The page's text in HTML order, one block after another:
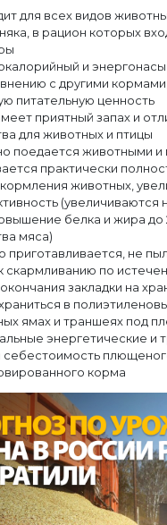
для всех видов
в рацион которых
и
с другими
питательную ценность
приятный запах и
для животных и птицы
поедается животными и
практически
животных,
(увеличиваются
белка и жира до
мяса)
приготавливается, не
скармливанию по
закладки на
в
ямах и траншеях под
энергетические и
себестоимость
корма